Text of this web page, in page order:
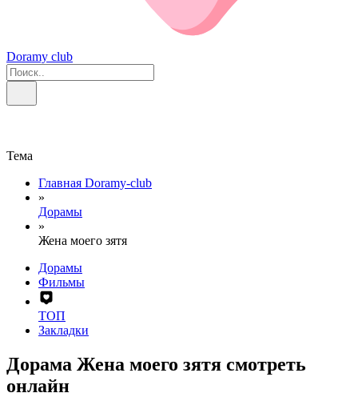
Doramy club
Тема
Главная Doramy-club
»
Дорамы
»
Жена моего зятя
Дорамы
Фильмы
ТОП
Закладки
Дорама Жена моего зятя смотреть
онлайн